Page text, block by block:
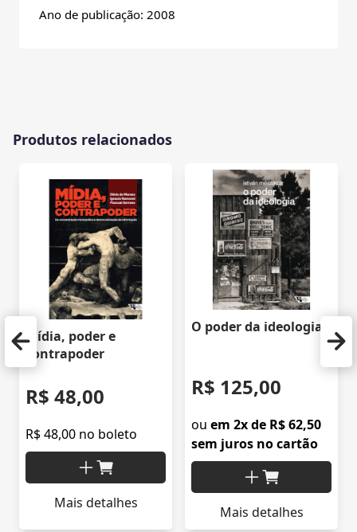
Ano de publicação: 2008
Produtos relacionados
Mídia, poder e
contrapoder
R$ 48,00
R$ 48,00 no boleto
Mais detalhes
O poder da ideologia
R$ 125,00
ou em 2x de R$ 62,50
sem juros no cartão
Mais detalhes